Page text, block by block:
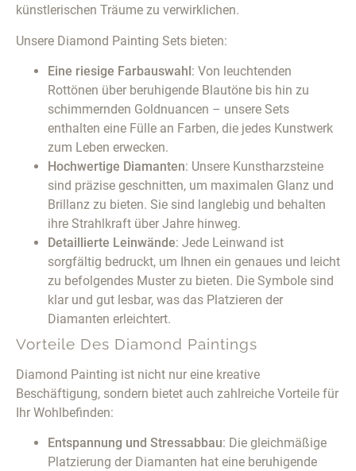
künstlerischen Träume zu verwirklichen.
Unsere Diamond Painting Sets bieten:
Eine riesige Farbauswahl: Von leuchtenden
Rottönen über beruhigende Blautöne bis hin zu
schimmernden Goldnuancen – unsere Sets
enthalten eine Fülle an Farben, die jedes Kunstwerk
zum Leben erwecken.
Hochwertige Diamanten: Unsere Kunstharzsteine
sind präzise geschnitten, um maximalen Glanz und
Brillanz zu bieten. Sie sind langlebig und behalten
ihre Strahlkraft über Jahre hinweg.
Detaillierte Leinwände: Jede Leinwand ist
sorgfältig bedruckt, um Ihnen ein genaues und leicht
zu befolgendes Muster zu bieten. Die Symbole sind
klar und gut lesbar, was das Platzieren der
Diamanten erleichtert.
Vorteile Des Diamond Paintings
Diamond Painting ist nicht nur eine kreative
Beschäftigung, sondern bietet auch zahlreiche Vorteile für
Ihr Wohlbefinden:
Entspannung und Stressabbau: Die gleichmäßige
Platzierung der Diamanten hat eine beruhigende